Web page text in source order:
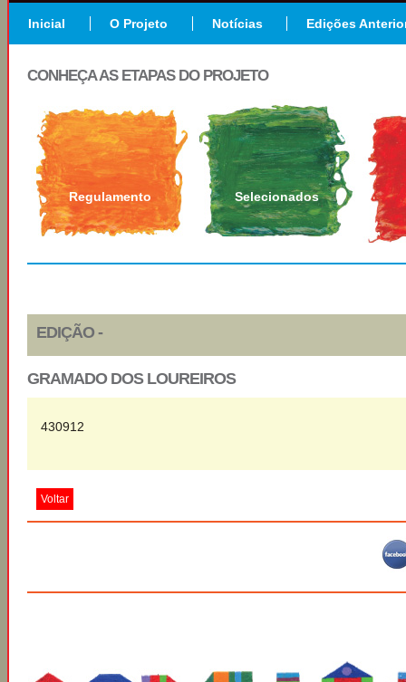
Inicial O Projeto Notícias Edições
CONHEÇA AS ETAPAS DO PROJETO
Regulamento Selecionados
EDIÇÃO -
GRAMADO DOS LOUREIROS
430912
Voltar